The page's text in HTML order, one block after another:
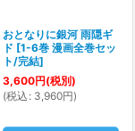
おとなりに銀河 雨隠ギ
ド [1-6巻 漫画全巻セッ
ト/完結]
3,600円(税別)
(税込 : 3,960円)